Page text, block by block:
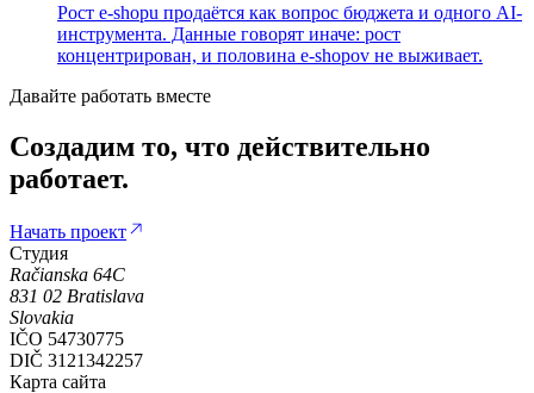
Рост e-shopu продаётся как вопрос бюджета и одного AI-
инструмента. Данные говорят иначе: рост
концентрирован, и половина e-shopov не выживает.
Давайте работать вместе
Создадим то, что действительно
работает.
Начать проект
Студия
Račianska 64C
831 02 Bratislava
Slovakia
IČO 54730775
DIČ 3121342257
Карта сайта